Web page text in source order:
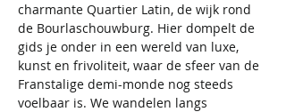
charmante Quartier Latin, de wijk rond
de Bourlaschouwburg. Hier dompelt de
gids je onder in een wereld van luxe,
kunst en frivoliteit, waar de sfeer van de
Franstalige demi-monde nog steeds
voelbaar is. We wandelen langs